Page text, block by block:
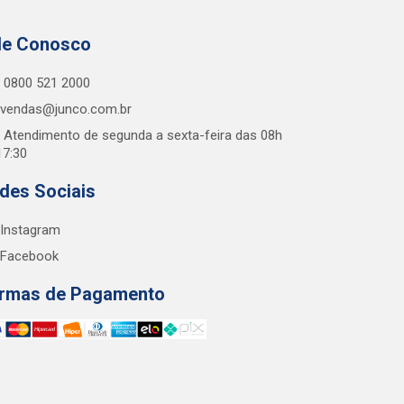
Conosco
0800 521 2000
vendas@junco.com.br
Atendimento de segunda a sexta-feira das 08h
Sociais
Instagram
Facebook
de Pagamento